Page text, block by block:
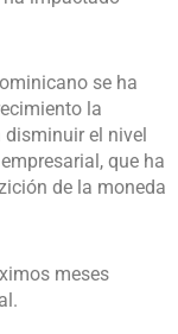
se ha
la
el nivel
que ha
de la moneda
meses